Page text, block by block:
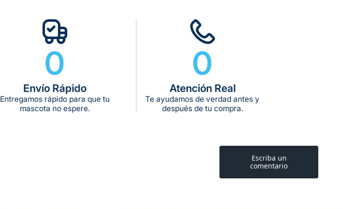
0
Envío Rápido
Entregamos rápido para que tu
mascota no espere.
0
Atención Real
Te ayudamos de verdad antes y
después de tu compra.